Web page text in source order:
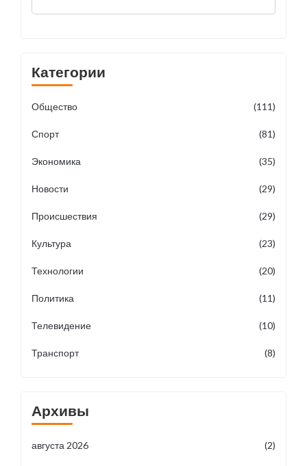
демона в квартире
Категории
Общество (111)
Спорт (81)
Экономика (35)
Новости (29)
Происшествия (29)
Культура (23)
Технологии (20)
Политика (11)
Телевидение (10)
Транспорт (8)
Архивы
августа 2026 (2)